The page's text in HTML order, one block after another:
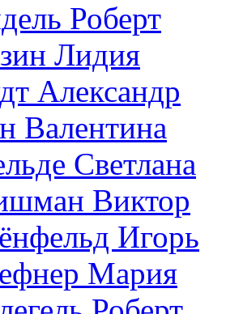
Роберт
Лидия
Александр
Валентина
Светлана
Виктор
Игорь
Мария